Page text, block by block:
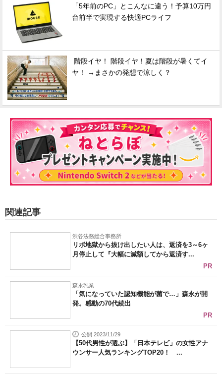
「5年前のPC」とこんなに違う！予算10万円
台前半で実現する快適PCライフ
階段イヤ！ 階段イヤ！夏は階段が暑くてイ
ヤ！ →まさかの発想で涼しく？
関連記事
渋谷法務総合事務所
リボ地獄から抜け出したい人は、返済を3～6ヶ
月停止して『大幅に減額してから返済す...
PR
森永乳業
「気になっていた認知機能が菌で…」森永が開
発。感動の70代続出
PR
公開 2023/11/29
【50代男性が選ぶ】「日本テレビ」の女性アナ
ウンサー人気ランキングTOP20！ ...